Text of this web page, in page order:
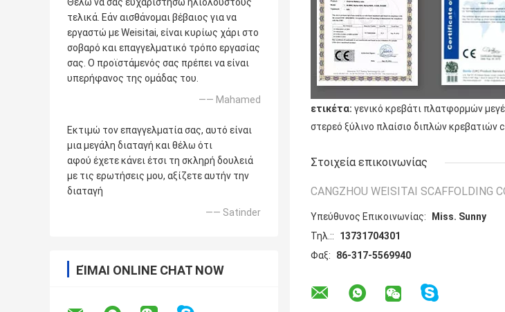
Θέλω να σας ευχαριστήσω ηλιόλουστους
τελικά. Εάν αισθάνομαι βέβαιος για να
εργαστώ με Weisitai, είναι κυρίως χάρι στο
σοβαρό και επαγγελματικό τρόπο εργασίας
σας. Ο προϊστάμενός σας πρέπει να είναι
υπερήφανος της ομάδας του.
—— Mahamed
Εκτιμώ τον επαγγελματία σας, αυτό είναι
μια μεγάλη διαταγή και θέλω ότι
αφού έχετε κάνει έτσι τη σκληρή δουλειά
με τις ερωτήσεις μου, αξίζετε αυτήν την
διαταγή
—— Satinder
ΕΊΜΑΙ ONLINE CHAT NOW
ετικέτα: γενικό κρεβάτι πλατφορμών
στερεό ξύλινο πλαίσιο διπλών κρεβατιών
Στοιχεία επικοινωνίας
CANGZHOU WEISITAI SCAFFOLDING
Υπεύθυνος Επικοινωνίας:
Miss. Sunny
Τηλ.::
13731704301
Φαξ:
86-317-5569940